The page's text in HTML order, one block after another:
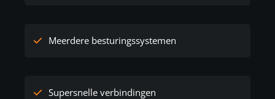
Meerdere besturingssystemen
Supersnelle verbindingen